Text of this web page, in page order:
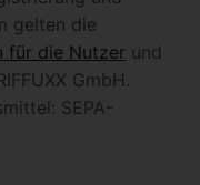
gelten die
für die Nutzer und
GmbH.
SEPA-